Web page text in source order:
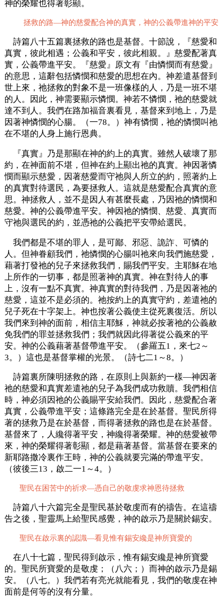
神的榮耀也得著彰顯。
拯救的路—神的慈愛配合神的真實，神的公義帶進神的平安
詩篇八十五篇裏拯救的路也是基督。十節說，『慈愛和
真實，彼此相遇；公義和平安，彼此相親。』慈愛配著真
實，公義帶進平安。『慈愛』原文有『由憐憫而有慈愛』
的意思，這辭包括憐憫和慈愛的思想在內。神差遣基督到
世上來，祂拯救的對象不是一班像樣的人，乃是一班不堪
的人。因此，神需要顯示憐憫。神若不憐憫，祂的慈愛就
達不到人。我們在路加福音裏看見，基督來到地上，乃是
因著神憐憫的心腸。（一78。）神有憐憫，祂的憐憫叫祂
在不堪的人身上施行恩典。
『真實』乃是那顯在神的約上的真實。雖然人破壞了那
約，在神面前不堪，但神在約上顯出祂的真實。神因著憐
憫而顯示慈愛，因著慈愛而守祂與人所立的約，照著約上
的真實對待選民，為要拯救人。這就是慈愛配合真實的意
思。神拯救人，並不是因人有甚麼長處，乃因祂的憐憫和
慈愛。神的公義帶進平安。神因祂的憐憫、慈愛、真實而
守祂與選民的約，並憑祂的公義把平安帶給選民。
我們都是不堪的罪人，是可鄙、邪惡、詭詐、可憐的
人。但神眷顧我們，祂憐憫的心腸叫祂來向我們施慈愛，
藉著打發祂的兒子來拯救我們，賜我們平安。主耶穌在地
上所作的一切事，都是照著神的真實。神在對待人的事
上，沒有一點不真實。神真實的對待我們，乃是因著祂的
慈愛，這並不是必須的。祂按約上的真實守約，差遣祂的
兒子死在十字架上。神也按著公義使主從死裏復活。所以
我們來到神的面前，相信主耶穌，神就必按著祂的公義赦
免我們的罪並拯救我們；我們就因此得著從公義來的平
安。神的公義藉著基督帶進平安。（參羅五1，來七2～
3。）這也是基督掌權的光景。（詩七二1～8。）
詩篇裏所陳明拯救的路，在原則上與新約一樣—神因著
祂的慈愛和真實差遣祂的兒子為我們成功救贖。我們相信
時，神必須因祂的公義賜平安給我們。因此，慈愛配合著
真實，公義帶進平安；這條路完全是在於基督。聖民所得
著的拯救乃是在於基督，而得著拯救的路也是在於基督。
基督來了，人纔得著平安，神纔得著榮耀。神的慈愛被帶
來，神的榮耀得著彰顯，都是藉著基督。當基督在要來的
新耶路撒冷裏作王時，神的公義就要完滿的帶進平安。
（彼後三13，啟二一1～4。）
聖民在困苦中的祈求—憑自己的敬虔求神恩待拯救
詩篇八十六篇完全是聖民基於敬虔而有的禱告。在這禱
告之後，聖靈馬上給聖民感覺，神的啟示乃是關於錫安。
聖民在啟示裏的認識—看見惟有錫安纔是神所寶愛的
在八十七篇，聖民得到啟示，惟有錫安纔是神所寶愛
的。聖民所寶愛的是敬虔；（八六；）而神的啟示乃是錫
安。（八七。）我們若有亮光就能看見，我們的敬虔在神
面前是何等的沒有分量。